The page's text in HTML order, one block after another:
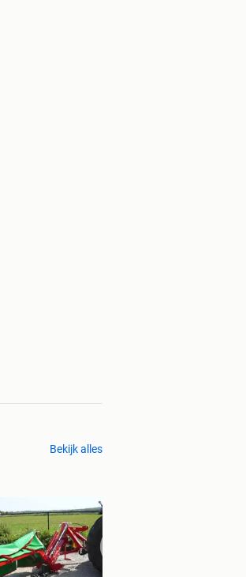
Bekijk alles